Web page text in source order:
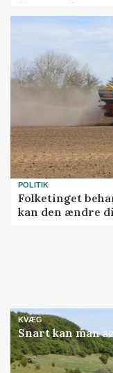
POLITIK
Folketinget
kan den ændre
KVÆG
Snart kan man